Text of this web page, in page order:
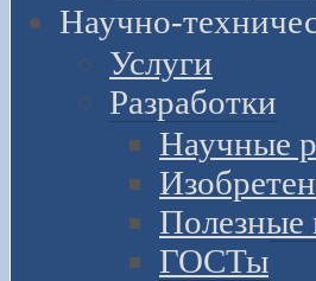
Научно-
Услуги
Разработки
Научные
Полезные
ГОСТы